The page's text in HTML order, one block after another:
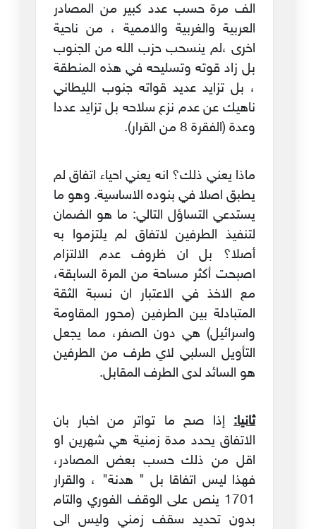
الف مرة حسب عدد كبير من المصادر
العربية والغربية والاممية ، من ناحية
اخرى ،لم ينسحب حزب الله من الجنوب
بل زاد قوته وتسليحه في هذه المنطقة
، بل تزايد عديد قواته جنوب الليطاني
ناهيك عن عدم نزع سلاحه بل تزايد عددا
وعدة (الفقرة 8 من القرار).
ماذا يعني ذلك؟ انه يعني احياء اتفاق لم
يطبق اصلا في بنوده الاساسية. وهو ما
يستدعي التساؤل التالي: ما هو الضمان
لتنفيذ الطرفين لاتفاق لم يلتزموا به
أصلا؟ بل ان ظروف عدم الالتزام
اصبحت أكثر مساحة من المرة السابقة،
مع الاخذ في الاعتبار ان نسبة الثقة
المتبادلة بين الطرفين (محور المقاومة
واسرائيل) هي دون الصفر، مما يجعل
التأويل السلبي لاي طرف من الطرفين
هو السائد لدى الطرف المقابل.
ثانيا: إذا صح ما تواتر من اخبار بان
الاتفاق يحدد مدة زمنية هي شهرين او
اقل من ذلك حسب بعض المصادر،
فهذا ليس اتفاقا بل " هدنة" ، والقرار
1701 ينص على الوقف الفوري والتام
بدون تحديد سقف زمني وليس الى